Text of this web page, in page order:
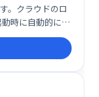
。クラウドのロ
時に自動的にす
ローカルドライ
グイン作業から
効率的に活用で